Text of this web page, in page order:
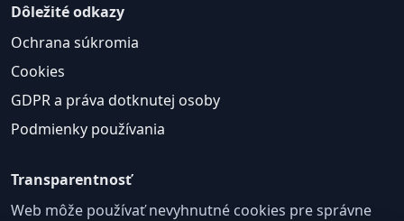
Dôležité odkazy
Ochrana súkromia
Cookies
GDPR a práva dotknutej osoby
Podmienky používania
Transparentnosť
Web môže používať nevyhnutné cookies pre správne